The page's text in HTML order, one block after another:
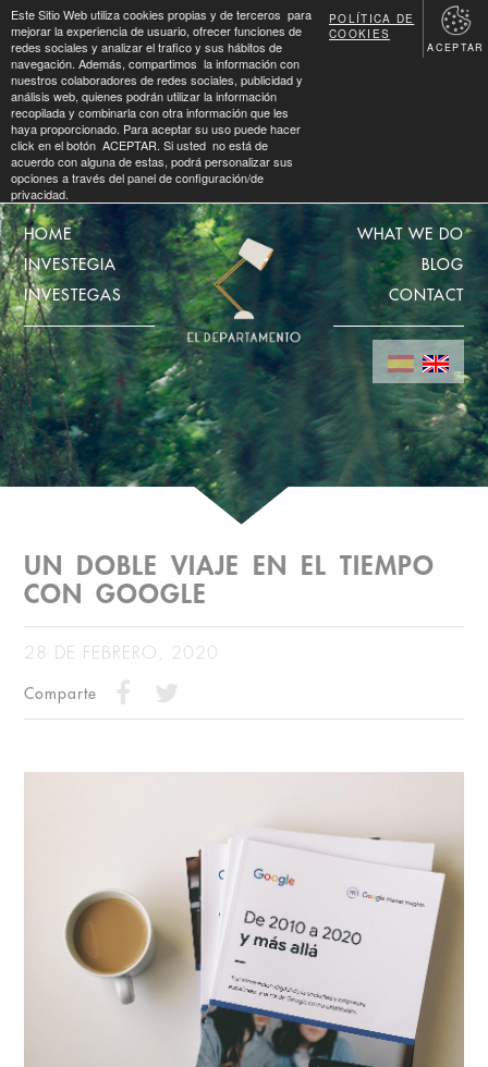
HOME
INVESTEGIA
INVESTEGAS
WHAT WE DO
BLOG
CONTACT
UN DOBLE VIAJE EN EL TIEMPO
CON GOOGLE
28 DE FEBRERO, 2020
Comparte
Este Sitio Web utiliza cookies propias y de terceros para
mejorar la experiencia de usuario, ofrecer funciones de
redes sociales y analizar el trafico y sus hábitos de
navegación. Además, compartimos la información con
nuestros colaboradores de redes sociales, publicidad y
análisis web, quienes podrán utilizar la información
recopilada y combinarla con otra información que les
haya proporcionado. Para aceptar su uso puede hacer
click en el botón ACEPTAR. Si usted no está de
acuerdo con alguna de estas, podrá personalizar sus
opciones a través del panel de configuración/de
privacidad.
POLÍTICA DE
COOKIES
ACEPTAR